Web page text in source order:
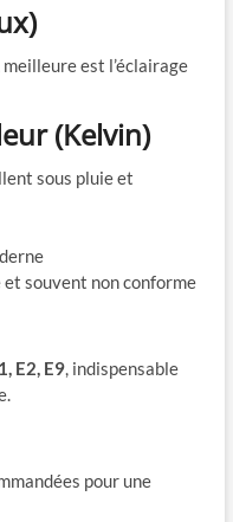
est l’éclairage
(Kelvin)
sous pluie et
souvent non conforme
E2, E9, indispensable
pour une